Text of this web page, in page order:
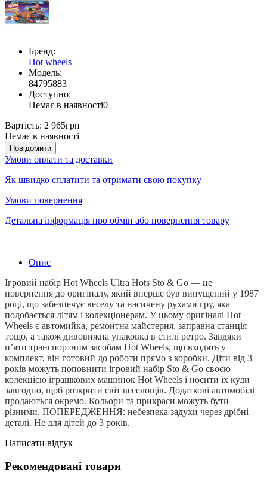
Бренд:
Hot wheels
Модель:
84795883
Доступно:
Немає в наявності0
Вартість: 2 965грн
Немає в наявності
Повідомити
Умови оплати та доставки
Як швидко сплатити та отримати свою покупку
Умови повернення
Детальна інформація про обмін або повернення товару
Опис
Ігровий набір Hot Wheels Ultra Hots Sto & Go — це
повернення до оригіналу, який вперше був випущений у 1987
році, що забезпечує веселу та насичену рухами гру, яка
подобається дітям і колекціонерам. У цьому оригіналі Hot
Wheels є автомийка, ремонтна майстерня, заправна станція
тощо, а також дивовижна упаковка в стилі ретро. Завдяки
п’яти транспортним засобам Hot Wheels, що входять у
комплект, він готовий до роботи прямо з коробки. Діти від 3
років можуть поповнити ігровий набір Sto & Go своєю
колекцією іграшкових машинок Hot Wheels і носити їх куди
завгодно, щоб розкрити світ веселощів. Додаткові автомобілі
продаються окремо. Кольори та прикраси можуть бути
різними. ПОПЕРЕДЖЕННЯ: небезпека задухи через дрібні
деталі. Не для дітей до 3 років.
Написати відгук
Рекомендовані товари